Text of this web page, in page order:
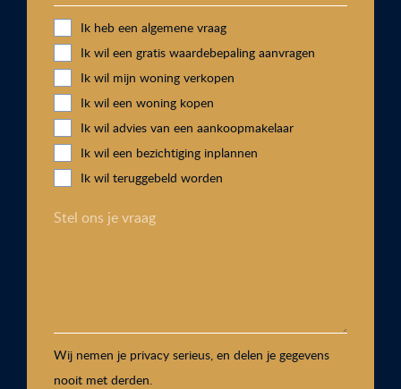
Ik heb een algemene vraag
Ik wil een gratis waardebepaling aanvragen
Ik wil mijn woning verkopen
Ik wil een woning kopen
Ik wil advies van een aankoopmakelaar
Ik wil een bezichtiging inplannen
Ik wil teruggebeld worden
Stel ons je vraag
Wij nemen je privacy serieus, en delen je gegevens
nooit met derden.